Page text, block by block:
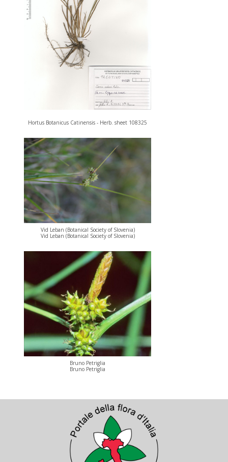
Hortus Botanicus Catinensis - Herb. sheet 108325
Vid Leban (Botanical Society of Slovenia)
Vid Leban (Botanical Society of Slovenia)
Bruno Petriglia
Bruno Petriglia